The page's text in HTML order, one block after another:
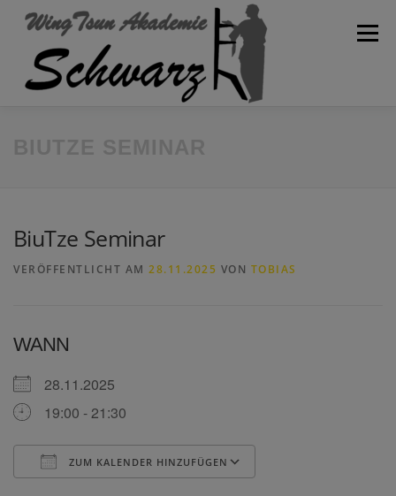
Inhalt
Menü
BiuTze Seminar
VERÖFFENTLICHT AM 28.11.2025 VON TOBIAS
WANN
28.11.2025
19:00 - 21:30
ZUM KALENDER HINZUFÜGEN